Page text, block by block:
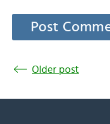
Older post